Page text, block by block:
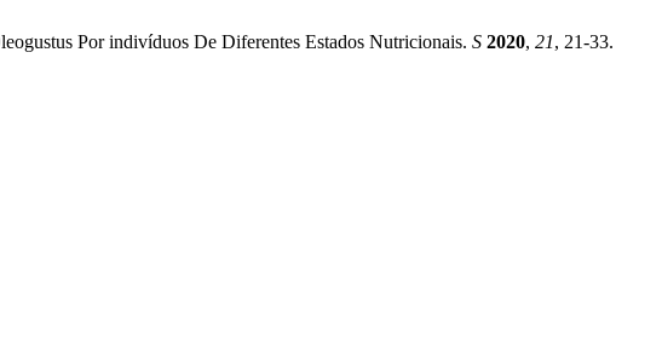
Por indivíduos De Diferentes Estados Nutricionais. S 2020, 21, 21-33.